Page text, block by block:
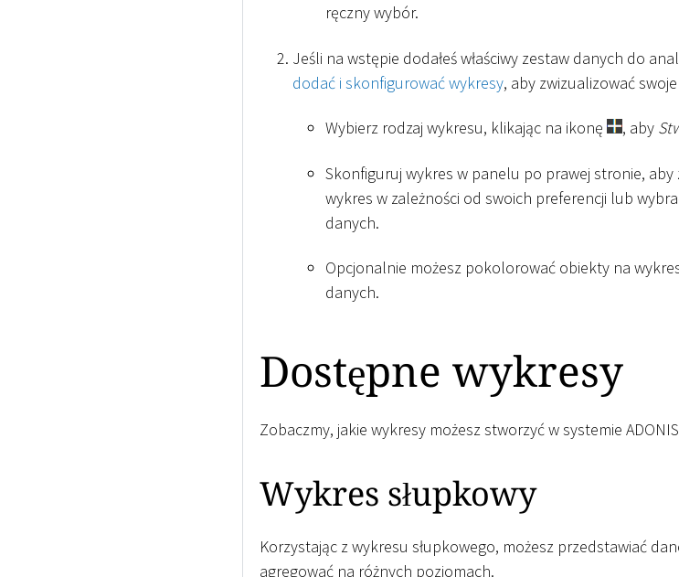
ręczny wybór.
Jeśli na wstępie dodałeś właściwy zestaw danych do
dodać i skonfigurować wykresy, aby zwizualizować
Wybierz rodzaj wykresu, klikając na ikonę , aby
Skonfiguruj wykres w panelu po prawej stronie,
wykres w zależności od swoich preferencji lub
danych.
Opcjonalnie możesz pokolorować obiekty na
danych.
Dostępne wykresy
Zobaczmy, jakie wykresy możesz stworzyć w systemie
Wykres słupkowy
Korzystając z wykresu słupkowego, możesz przedstawiać
agregować na różnych poziomach.